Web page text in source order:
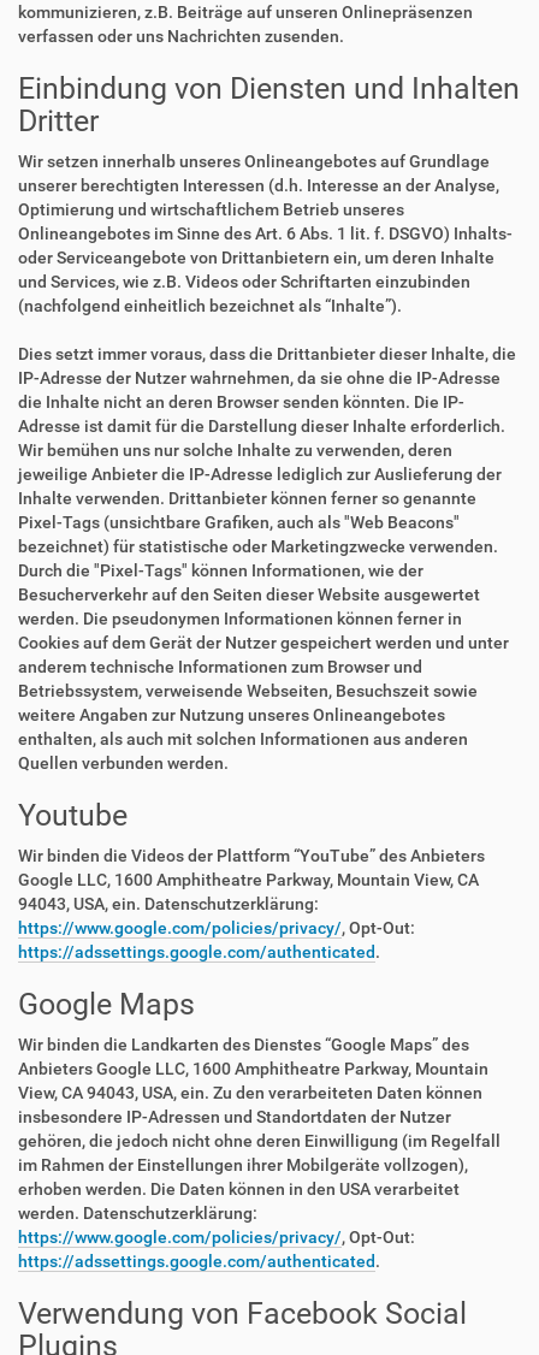
kommunizieren, z.B. Beiträge auf unseren Onlinepräsenzen
verfassen oder uns Nachrichten zusenden.
Einbindung von Diensten und Inhalten
Dritter
Wir setzen innerhalb unseres Onlineangebotes auf Grundlage
unserer berechtigten Interessen (d.h. Interesse an der Analyse,
Optimierung und wirtschaftlichem Betrieb unseres
Onlineangebotes im Sinne des Art. 6 Abs. 1 lit. f. DSGVO) Inhalts-
oder Serviceangebote von Drittanbietern ein, um deren Inhalte
und Services, wie z.B. Videos oder Schriftarten einzubinden
(nachfolgend einheitlich bezeichnet als “Inhalte”).
Dies setzt immer voraus, dass die Drittanbieter dieser Inhalte, die
IP-Adresse der Nutzer wahrnehmen, da sie ohne die IP-Adresse
die Inhalte nicht an deren Browser senden könnten. Die IP-
Adresse ist damit für die Darstellung dieser Inhalte erforderlich.
Wir bemühen uns nur solche Inhalte zu verwenden, deren
jeweilige Anbieter die IP-Adresse lediglich zur Auslieferung der
Inhalte verwenden. Drittanbieter können ferner so genannte
Pixel-Tags (unsichtbare Grafiken, auch als "Web Beacons"
bezeichnet) für statistische oder Marketingzwecke verwenden.
Durch die "Pixel-Tags" können Informationen, wie der
Besucherverkehr auf den Seiten dieser Website ausgewertet
werden. Die pseudonymen Informationen können ferner in
Cookies auf dem Gerät der Nutzer gespeichert werden und unter
anderem technische Informationen zum Browser und
Betriebssystem, verweisende Webseiten, Besuchszeit sowie
weitere Angaben zur Nutzung unseres Onlineangebotes
enthalten, als auch mit solchen Informationen aus anderen
Quellen verbunden werden.
Youtube
Wir binden die Videos der Plattform “YouTube” des Anbieters
Google LLC, 1600 Amphitheatre Parkway, Mountain View, CA
94043, USA, ein. Datenschutzerklärung:
https://www.google.com/policies/privacy/, Opt-Out:
https://adssettings.google.com/authenticated.
Google Maps
Wir binden die Landkarten des Dienstes “Google Maps” des
Anbieters Google LLC, 1600 Amphitheatre Parkway, Mountain
View, CA 94043, USA, ein. Zu den verarbeiteten Daten können
insbesondere IP-Adressen und Standortdaten der Nutzer
gehören, die jedoch nicht ohne deren Einwilligung (im Regelfall
im Rahmen der Einstellungen ihrer Mobilgeräte vollzogen),
erhoben werden. Die Daten können in den USA verarbeitet
werden. Datenschutzerklärung:
https://www.google.com/policies/privacy/, Opt-Out:
https://adssettings.google.com/authenticated.
Verwendung von Facebook Social
Plugins